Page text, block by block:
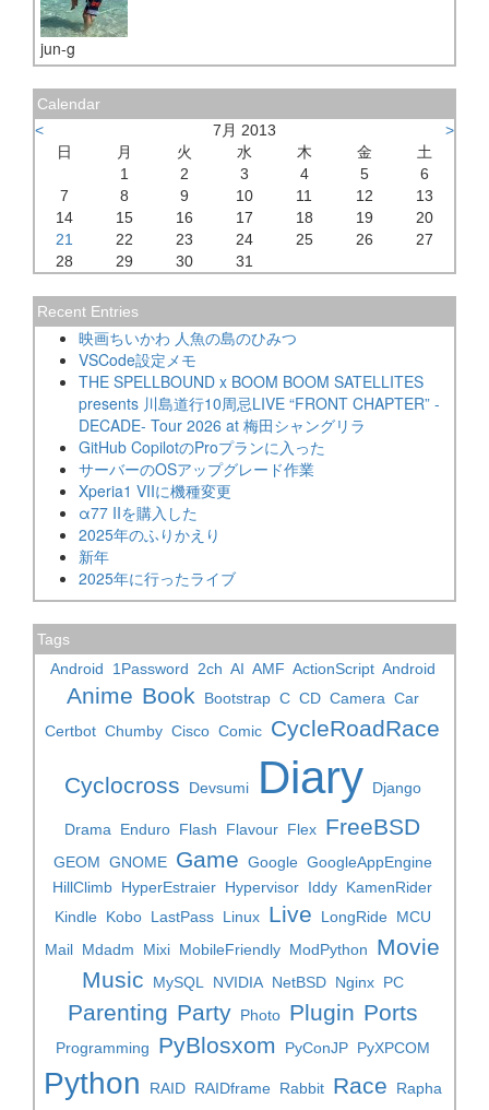
jun-g
Calendar
<
7月 2013
>
日
月 火 水 木 金
土
1
2 3 4 5
6
7
8 9 10 11 12
13
14
15 16 17 18 19
20
21
22 23 24 25 26
27
28
29 30 31
Recent Entries
映画ちいかわ 人魚の島のひみつ
VSCode設定メモ
THE SPELLBOUND x BOOM BOOM SATELLITES
presents 川島道行10周忌LIVE “FRONT CHAPTER” -
DECADE- Tour 2026 at 梅田シャングリラ
GitHub CopilotのProプランに入った
サーバーのOSアップグレード作業
Xperia1 VIIに機種変更
α77 IIを購入した
2025年のふりかえり
新年
2025年に行ったライブ
Tags
Android
1Password 2ch AI AMF ActionScript Android
Anime Book Bootstrap C CD Camera Car
Certbot Chumby Cisco Comic CycleRoadRace
Cyclocross Devsumi Diary Django
Drama Enduro Flash Flavour Flex FreeBSD
GEOM GNOME Game Google GoogleAppEngine
HillClimb HyperEstraier Hypervisor Iddy KamenRider
Kindle Kobo LastPass Linux Live LongRide MCU
Mail Mdadm Mixi MobileFriendly ModPython
Movie
Music
MySQL NVIDIA NetBSD Nginx PC
Parenting Party Photo Plugin Ports
Programming PyBlosxom PyConJP PyXPCOM
Python RAID RAIDframe Rabbit Race Rapha